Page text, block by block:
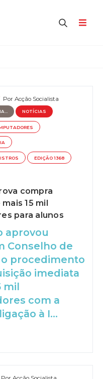
PorAcção Socialista
NOTÍCIAS
EDIÇÃO 1368
compra
15 mil
para alunos
aprovou
Conselho de
procedimento
imediata
mil
com a
à I...